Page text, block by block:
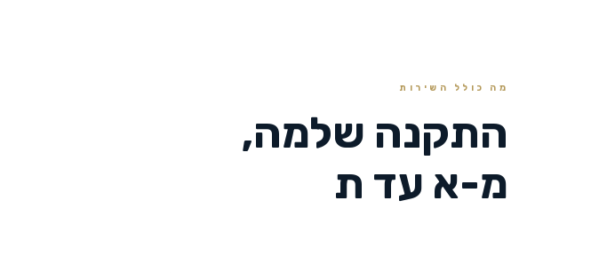
מה כולל השירות
התקנה שלמה,
מ-א עד ת